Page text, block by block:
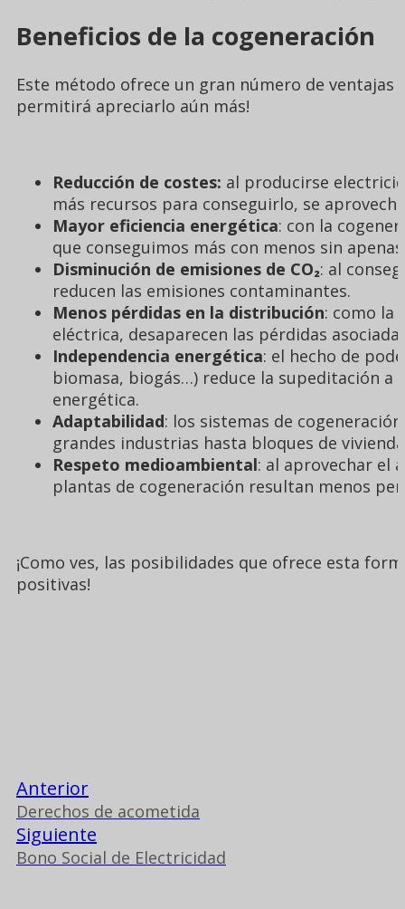
Beneficios de la cogeneración
Este método ofrece un gran número de
permitirá apreciarlo aún más!
Reducción de costes: al producirse
más recursos para conseguirlo, se
Mayor eficiencia energética: con la
que conseguimos más con menos sin
Disminución de emisiones de CO₂: al
reducen las emisiones contaminantes.
Menos pérdidas en la distribución: como la
eléctrica, desaparecen las pérdidas
Independencia energética: el hecho de
biomasa, biogás…) reduce la supeditación
energética.
Adaptabilidad: los sistemas de
grandes industrias hasta bloques de
Respeto medioambiental: al aprovechar el
plantas de cogeneración resultan menos
¡Como ves, las posibilidades que ofrece esta
positivas!
Anterior
Derechos de acometida
Siguiente
Bono Social de Electricidad